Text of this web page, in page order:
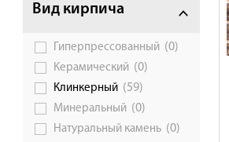
Галерея объектов
Контакты
Вид кирпича
Гиперпрессованный (0)
Керамический (0)
Клинкерный (59)
Минеральный (0)
Натуральный камень (0)